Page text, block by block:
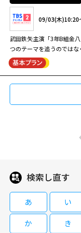
08/11(火)11:10
武田鉄矢主演「3年B組金
の転入生、直と政則が新
徒を熱演！
の転入生、直と政則が新た
徒を熱演！
学に帰ってくるところから
域社会を取り巻く環境が
いう衝撃的な事件が起こる
な中学3年生という多感な
かけるのか？ 生徒役に濱
嗣、上脇結友、薮宏太、石
08/17(月)11:10
学に帰ってくるところか
域社会を取り巻く環境が
嗣、上脇結友、薮宏太、石
08/18(火)10:20
武田鉄矢主演「3年B組金
宏太）の姿はなかった。皆
たちはしゅうの居場所を
えようとしない。そのころ
武田鉄矢主演「3年B組金
を描く。卒業式から9か月
用で少年院に入っていたし
業式をしようと計画して
を描く。まさに第7シリー
トーリー】 年の瀬も押し
ていたしゅう（八乙女光
をしようと計画していた
有菜）は詳細を聞くため
は誰もいない。心配した
たちはしゅうの居場所を
えようとしない。そのこ
09/03(木)10:20
武田鉄矢主演「3年B組金
つのテーマを追うのでは
り、現代の15歳を取り巻
の普及から「学校裏サイ
共にし、親には堂々と説
問う。生徒役で真田佑馬
09/03(木)10:20
武田鉄矢主演「3年B組金
つのテーマを追うのでは
り、現代の15歳を取り巻
の普及から「学校裏サイ
検索し直す
あ い
か
き